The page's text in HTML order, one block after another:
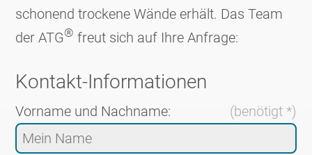
schonend trockene Wände erhält. Das Team
der ATG® freut sich auf Ihre Anfrage:
Kontakt-Informationen
Vorname und Nachname: (benötigt *)